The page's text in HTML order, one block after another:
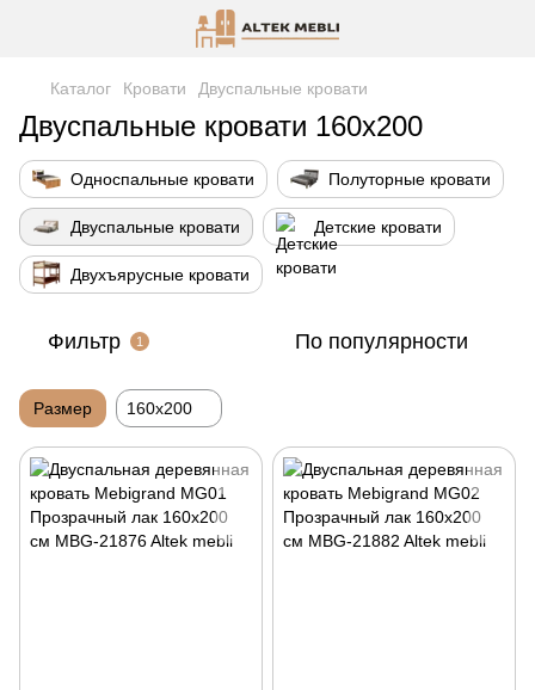
Каталог Кровати Двуспальные кровати
Двуспальные кровати 160х200
Односпальные кровати Полуторные кровати
Двуспальные кровати Детские кровати
Двухъярусные кровати
Фильтр 1 По популярности
Размер 160х200